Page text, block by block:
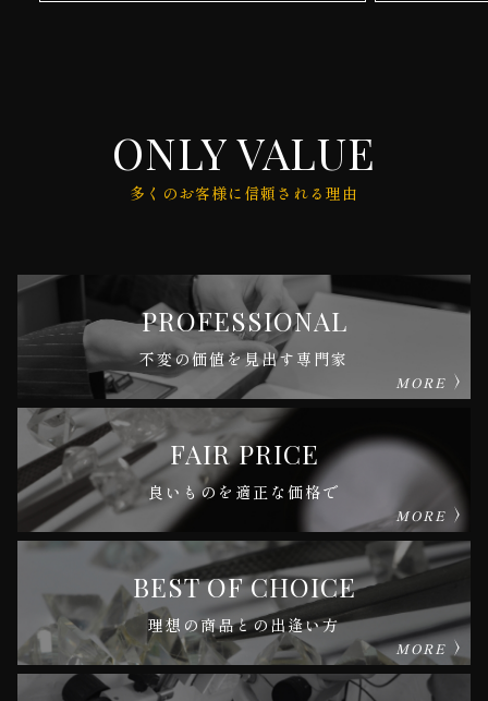
ONLY VALUE
多くのお客様に信頼される理由
PROFESSIONAL
不変の価値を見出す専門家
MORE
FAIR PRICE
良いものを適正な価格で
MORE
BEST OF CHOICE
理想の商品との出逢い方
MORE